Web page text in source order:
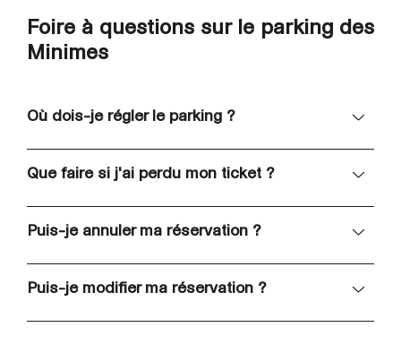
Foire à questions sur le parking des
Minimes
Où dois-je régler le parking ?
Que faire si j'ai perdu mon ticket ?
Puis-je annuler ma réservation ?
Puis-je modifier ma réservation ?